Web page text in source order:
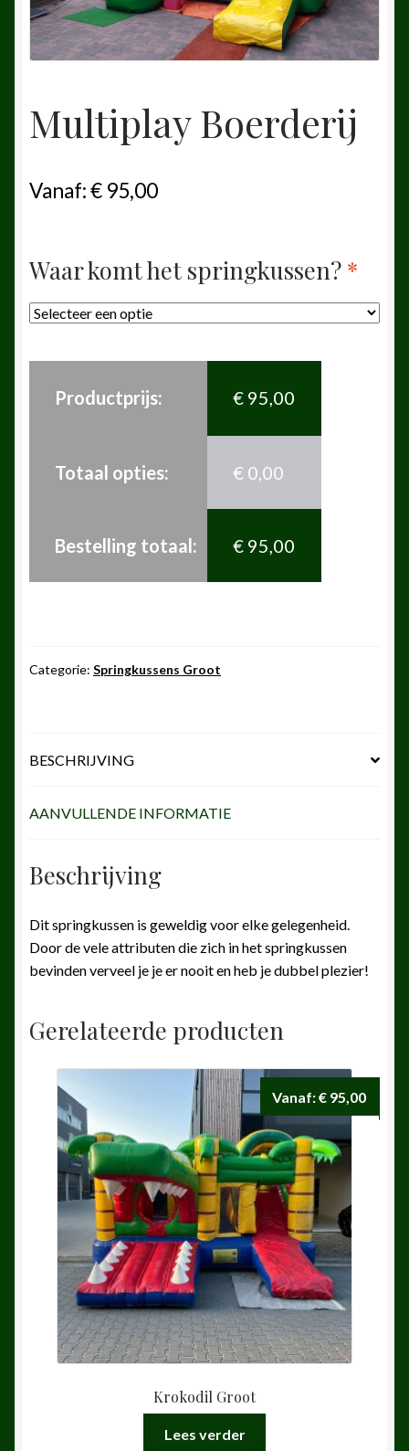
Multiplay Boerderij
Vanaf:€ 95,00
Waar komt het springkussen? *
Productprijs: € 95,00
Totaal opties: € 0,00
Bestelling totaal: € 95,00
Categorie: Springkussens Groot
BESCHRIJVING
AANVULLENDE INFORMATIE
Beschrijving
Dit springkussen is geweldig voor elke gelegenheid.
Door de vele attributen die zich in het springkussen
bevinden verveel je je er nooit en heb je dubbel plezier!
Gerelateerde producten
Krokodil Groot
Vanaf:€ 95,00
Lees verder